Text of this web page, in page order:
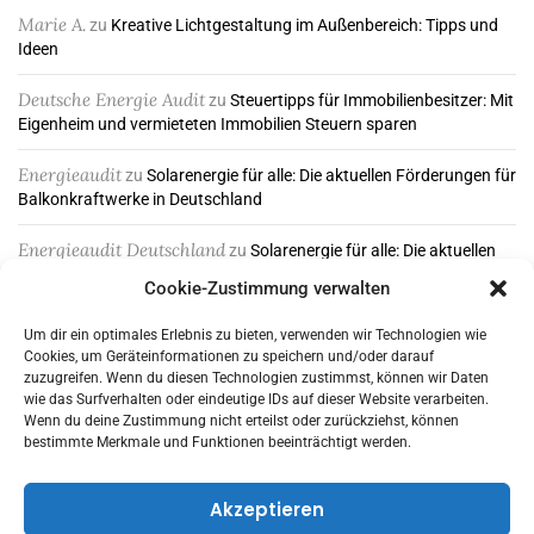
Cookie-Zustimmung verwalten
Um dir ein optimales Erlebnis zu bieten, verwenden wir Technologien wie
Cookies, um Geräteinformationen zu speichern und/oder darauf
zuzugreifen. Wenn du diesen Technologien zustimmst, können wir Daten
wie das Surfverhalten oder eindeutige IDs auf dieser Website verarbeiten.
Wenn du deine Zustimmung nicht erteilst oder zurückziehst, können
bestimmte Merkmale und Funktionen beeinträchtigt werden.
Akzeptieren
Marie A.zu Kreative Lichtgestaltung im Außenbereich: Tipps und
Ideen
Deutsche Energie Auditzu Steuertipps für Immobilienbesitzer: Mit
Eigenheim und vermieteten Immobilien Steuern sparen
Energieauditzu Solarenergie für alle: Die aktuellen Förderungen für
Balkonkraftwerke in Deutschland
Energieaudit Deutschlandzu Solarenergie für alle: Die aktuellen
ABONNIEREN & FOLGEN